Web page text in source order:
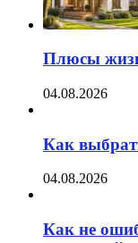
Плюсы
04.08.2026
Как
04.08.2026
Как не